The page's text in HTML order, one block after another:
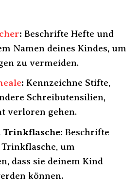
: Beschrifte Hefte und
Namen deines Kindes, um
zu vermeiden.
: Kennzeichne Stifte,
Schreibutensilien,
verloren gehen.
Trinkflasche: Beschrifte
um
dass sie deinem Kind
können.